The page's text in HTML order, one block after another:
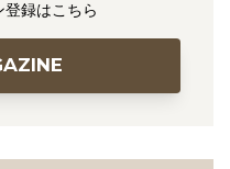
録はこちら